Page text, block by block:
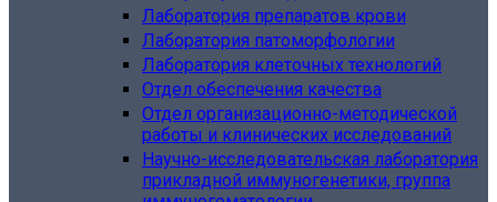
Лаборатория препаратов крови
Лаборатория патоморфологии
Лаборатория клеточных технологий
Отдел обеспечения качества
Отдел организационно-методической
работы и клинических исследований
Научно-исследовательская лаборатория
прикладной иммуногенетики, группа